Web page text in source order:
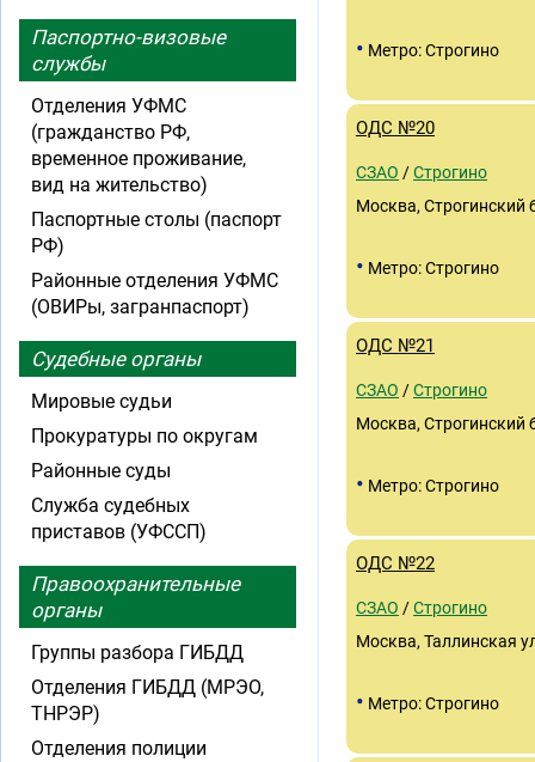
• Метро: Строгино
ОДС №20
СЗАО /Строгино
Москва, Строгинский
• Метро: Строгино
ОДС №21
СЗАО /Строгино
Москва, Строгинский
• Метро: Строгино
ОДС №22
СЗАО /Строгино
Москва, Таллинская
• Метро: Строгино
Паспортно-визовые
службы
Отделения УФМС
(гражданство РФ,
временное проживание,
вид на жительство)
Паспортные столы (паспорт
РФ)
Районные отделения УФМС
(ОВИРы, загранпаспорт)
Судебные органы
Мировые судьи
Прокуратуры по округам
Районные суды
Служба судебных
приставов (УФССП)
Правоохранительные
органы
Группы разбора ГИБДД
Отделения ГИБДД (МРЭО,
ТНРЭР)
Отделения полиции